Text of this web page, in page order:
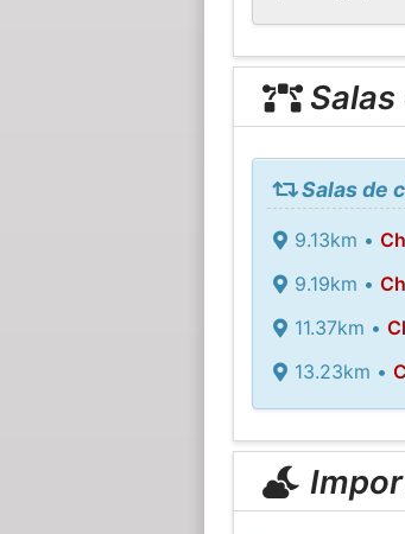
Salas
Salas de
9.13km •
9.19km •
11.37km •
13.23km •